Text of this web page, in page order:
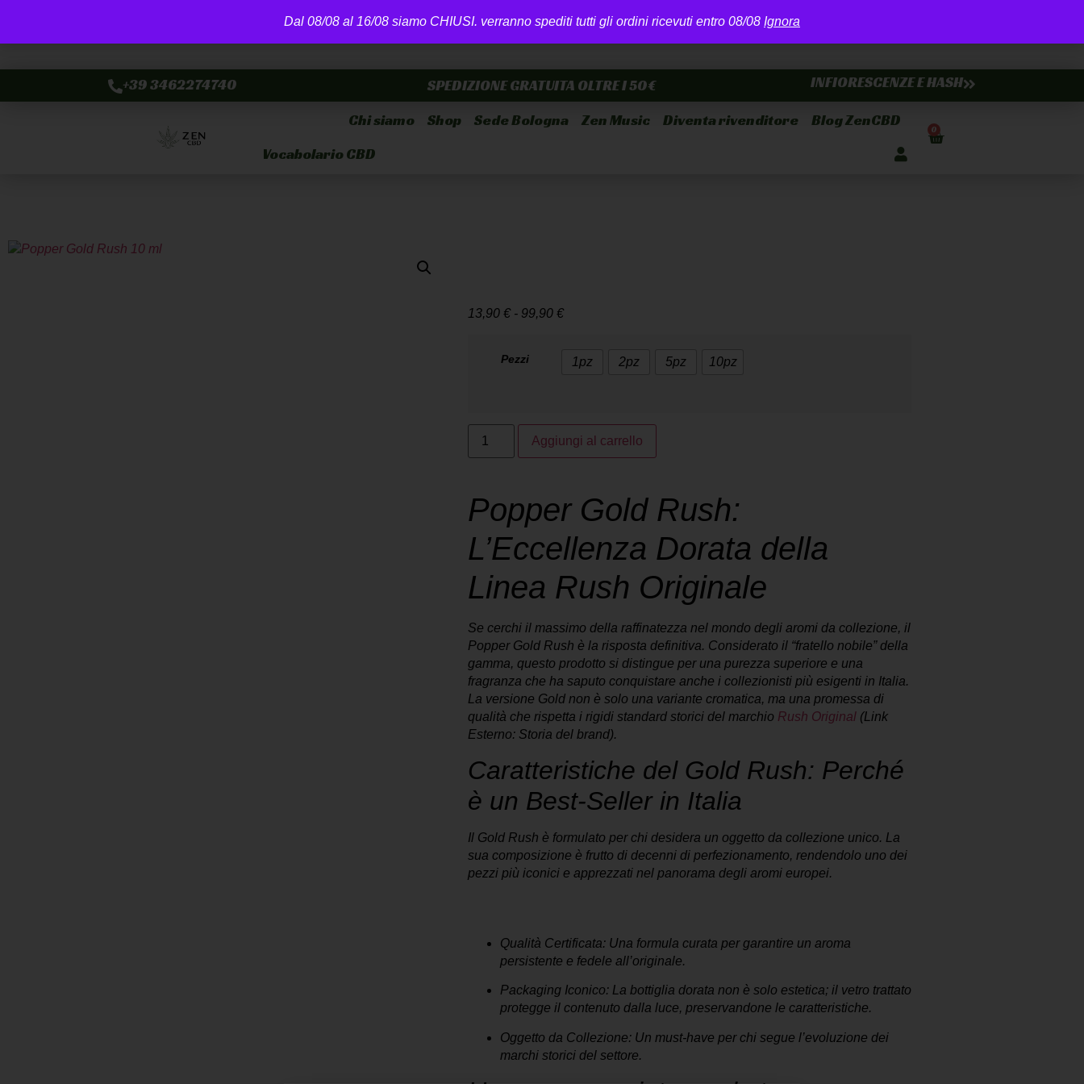
Dal 08/08 al 16/08 siamo CHIUSI. verranno spediti tutti gli ordini ricevuti entro 08/08 Ignora
+39 3462274740 SPEDIZIONE GRATUITA OLTRE I 50€ INFIORESCENZE E HASH
Chi siamo Shop Sede Bologna Zen Music Diventa rivenditore
Blog ZenCBD
Vocabolario CBD
0
13,90 € - 99,90 €
Pezzi 1pz 2pz 5pz 10pz
Aggiungi al carrello
Popper Gold Rush:
L’Eccellenza Dorata della
Linea Rush Originale
Se cerchi il massimo della raffinatezza nel mondo degli aromi da collezione, il
Popper Gold Rush è la risposta definitiva. Considerato il “fratello nobile” della
gamma, questo prodotto si distingue per una purezza superiore e una
fragranza che ha saputo conquistare anche i collezionisti più esigenti in Italia.
La versione Gold non è solo una variante cromatica, ma una promessa di
qualità che rispetta i rigidi standard storici del marchio Rush Original (Link
Esterno: Storia del brand).
Caratteristiche del Gold Rush: Perché
è un Best-Seller in Italia
Il Gold Rush è formulato per chi desidera un oggetto da collezione unico. La
sua composizione è frutto di decenni di perfezionamento, rendendolo uno dei
pezzi più iconici e apprezzati nel panorama degli aromi europei.
Qualità Certificata: Una formula curata per garantire un aroma
persistente e fedele all’originale.
Packaging Iconico: La bottiglia dorata non è solo estetica; il vetro trattato
protegge il contenuto dalla luce, preservandone le caratteristiche.
Oggetto da Collezione: Un must-have per chi segue l’evoluzione dei
marchi storici del settore.